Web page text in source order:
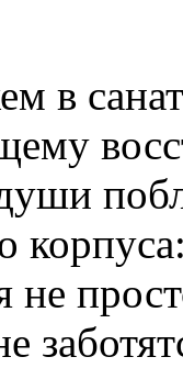
в
не